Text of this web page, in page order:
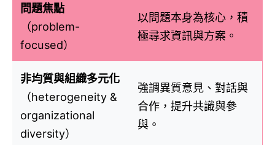
問題焦點
（problem-
focused）
以問題本身為核心，積
極尋求資訊與方案。
非均質與組織多元化
（heterogeneity &
organizational
diversity）
強調異質意見、對話與
合作，提升共識與參
與。